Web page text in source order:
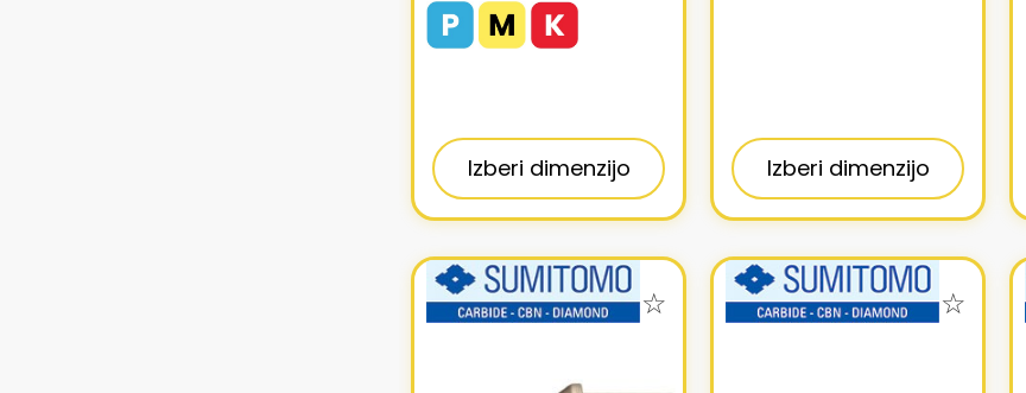
Izberi dimenzijo Izberi dimenzijo